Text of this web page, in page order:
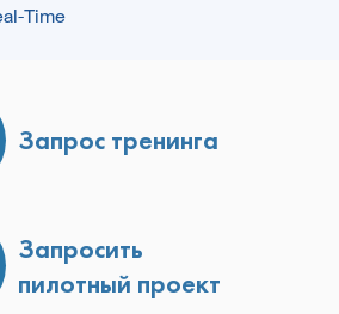
Time
Запрос тренинга
Запросить
пилотный проект